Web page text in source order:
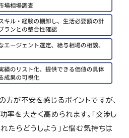
方が不安を感じるポイントですが、
率を大きく高められます。「交渉し
たらどうしよう」と悩む気持ちは